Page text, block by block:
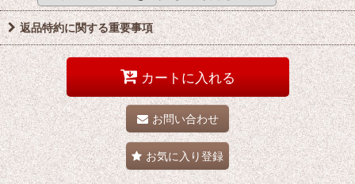
返品特約に関する重要事項
カートに入れる
お問い合わせ
お気に入り登録